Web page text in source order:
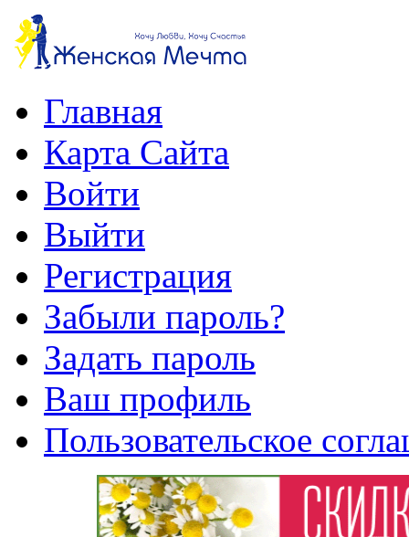
Главная
Карта Сайта
Войти
Выйти
Регистрация
Забыли пароль?
Задать пароль
Ваш профиль
Пользовательское